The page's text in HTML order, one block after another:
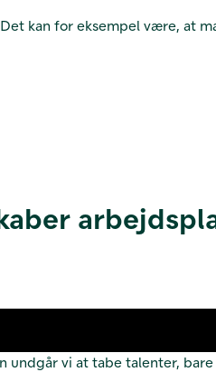
kan for eksempel være, at
vi at tabe talenter,